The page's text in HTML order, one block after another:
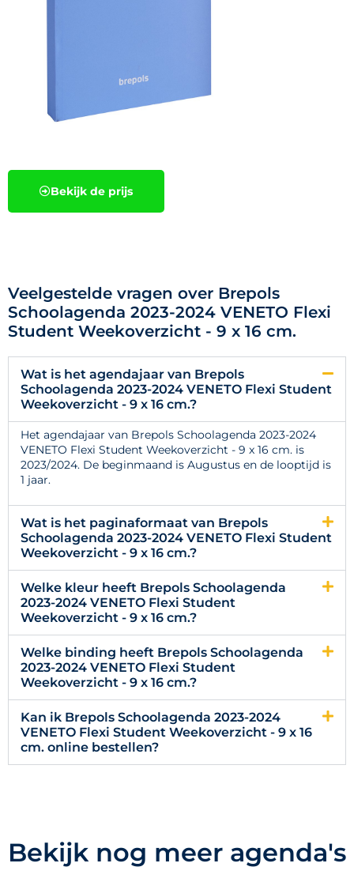
Bekijk de prijs
Veelgestelde vragen over Brepols
Schoolagenda 2023-2024 VENETO Flexi
Student Weekoverzicht - 9 x 16 cm.
Wat is het agendajaar van Brepols
Schoolagenda 2023-2024 VENETO Flexi Student
Weekoverzicht - 9 x 16 cm.?
Het agendajaar van Brepols Schoolagenda 2023-2024
VENETO Flexi Student Weekoverzicht - 9 x 16 cm. is
2023/2024. De beginmaand is Augustus en de looptijd is
1 jaar.
Wat is het paginaformaat van Brepols
Schoolagenda 2023-2024 VENETO Flexi Student
Weekoverzicht - 9 x 16 cm.?
Welke kleur heeft Brepols Schoolagenda
2023-2024 VENETO Flexi Student
Weekoverzicht - 9 x 16 cm.?
Welke binding heeft Brepols Schoolagenda
2023-2024 VENETO Flexi Student
Weekoverzicht - 9 x 16 cm.?
Kan ik Brepols Schoolagenda 2023-2024
VENETO Flexi Student Weekoverzicht - 9 x 16
cm. online bestellen?
Bekijk nog meer agenda's